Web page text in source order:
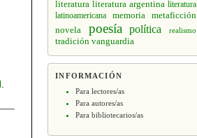
literatura literatura argentina literatura
latinoamericana
memoria
metaficción
novela
poesía política realismo
tradición vanguardia
INFORMACIÓN
Para lectores/as
Para autores/as
Para bibliotecarios/as